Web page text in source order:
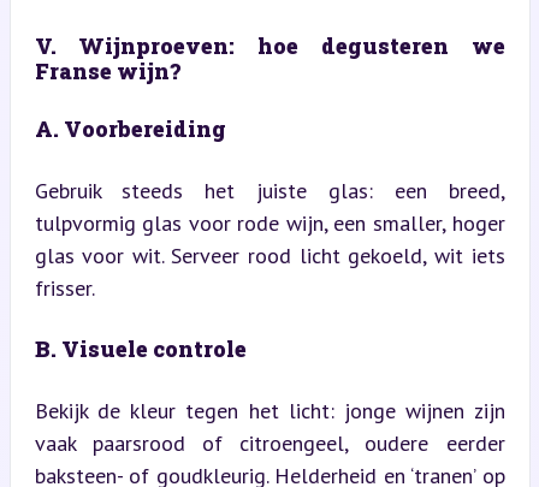
V. Wijnproeven: hoe degusteren we
Franse wijn?
A. Voorbereiding
Gebruik steeds het juiste glas: een breed,
tulpvormig glas voor rode wijn, een smaller, hoger
glas voor wit. Serveer rood licht gekoeld, wit iets
frisser.
B. Visuele controle
Bekijk de kleur tegen het licht: jonge wijnen zijn
vaak paarsrood of citroengeel, oudere eerder
baksteen- of goudkleurig. Helderheid en ‘tranen’ op